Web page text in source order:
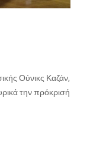
Ούνικς Καζάν,
την πρόκρισή